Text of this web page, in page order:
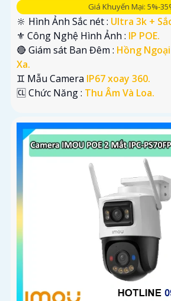
Giá Khuyến Mại: 5%-
🔆 Hình Ảnh Sắc nét : Ultra 3k +
⚜️ Công Nghệ Hình Ảnh : IP POE.
🔴 Giám sát Ban Đêm : Hồng
Xa.
♊ Mẫu Camera IP67 xoay 360.
️🆑 Chức Năng : Thu Âm Và Loa.